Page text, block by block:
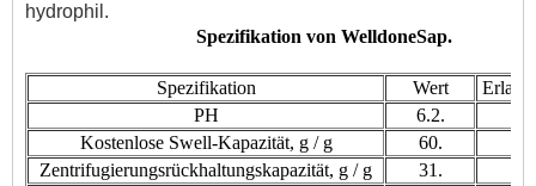
hydrophil.
Spezifikation von WelldoneSap.
Spezifikation Wert
PH
6.2.
Kostenlose Swell-Kapazität, g / g
60.
Zentrifugierungsrückhaltungskapazität, g / g
31.